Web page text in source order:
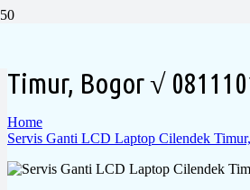
Timur, Bogor √
Home
Servis Ganti LCD Laptop Cilendek